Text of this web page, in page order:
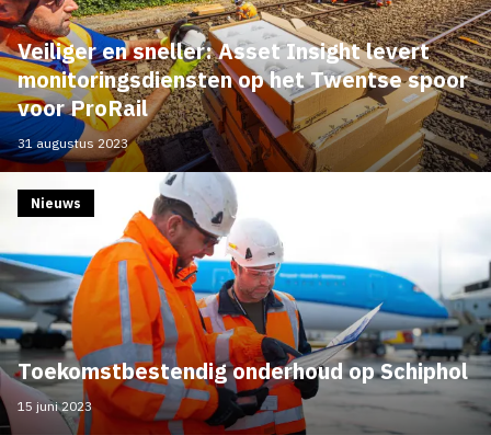
Veiliger en sneller: Asset Insight levert
monitoringsdiensten op het Twentse spoor
voor ProRail
31 augustus 2023
Toekomstbestendig onderhoud op Schiphol
Nieuws
15 juni 2023